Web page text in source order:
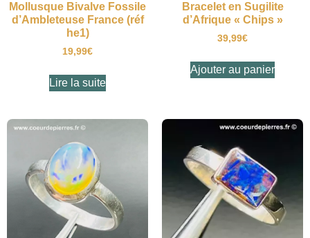
Mollusque Bivalve Fossile
d’Ambleteuse France (réf
he1)
19,99€
Lire la suite
Bracelet en Sugilite
d’Afrique « Chips »
39,99€
Ajouter au panier